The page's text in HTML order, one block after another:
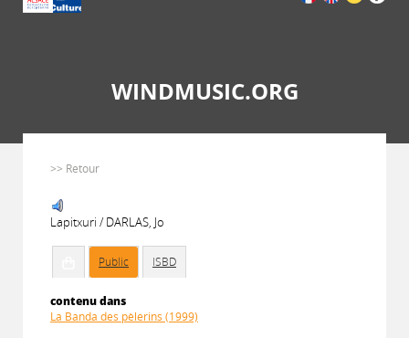
WINDMUSIC.ORG
>> Retour
Lapitxuri / DARLAS, Jo
Public ISBD
contenu dans
La Banda des pèlerins (1999)